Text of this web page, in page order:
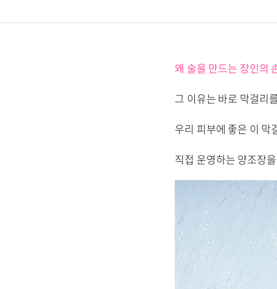
왜 술을 만드는 장인의
그 이유는 바로 막걸리
우리 피부에 좋은 이 막
직접 운영하는 양조장